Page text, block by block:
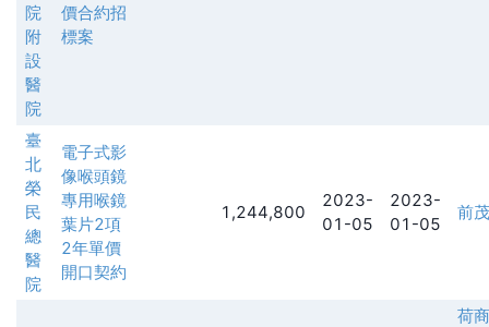
院
附
設
醫
院
價合約招
標案
臺
北
榮
民
總
醫
院
電子式影
像喉頭鏡
專用喉鏡
葉片2項
2年單價
開口契約
1,244,800
2023-
01-05
2023-
01-05
前
荷